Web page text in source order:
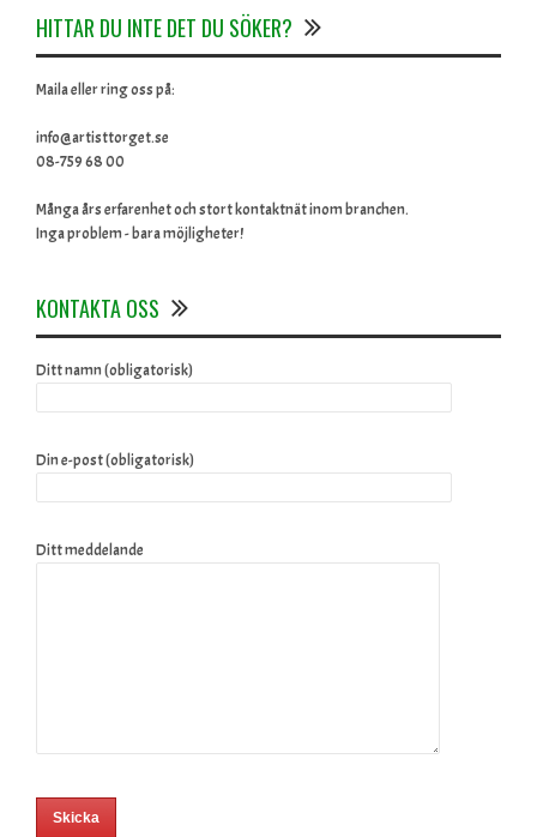
HITTAR DU INTE DET DU SÖKER?
Maila eller ring oss på:
info@artisttorget.se
08-759 68 00
Många års erfarenhet och stort kontaktnät inom branchen.
Inga problem - bara möjligheter!
KONTAKTA OSS
Ditt namn (obligatorisk)
Din e-post (obligatorisk)
Ditt meddelande